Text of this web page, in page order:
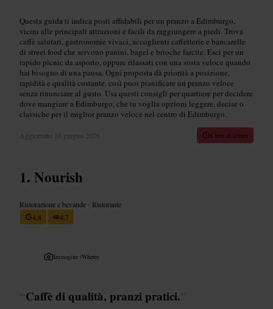
Questa guida ti indica posti affidabili per un pranzo a Edimburgo,
vicini alle principali attrazioni e facili da raggiungere a piedi. Trova
caffè salutari, gastronomie vivaci, accoglienti caffetterie e bancarelle
di street food che servono panini, bagel e brioche farcite. Esci per un
rapido picnic da asporto, oppure rilassati con una sosta veloce quando
hai bisogno di una pausa. Ogni proposta dà priorità a posizione,
rapidità e qualità costante, così puoi pianificare un pranzo veloce
senza rinunciare al gusto. Usa questi consigli per quartiere per decidere
dove mangiare a Edimburgo, che tu voglia opzioni leggere, decise o
classiche per il miglior pranzo veloce nel centro di Edimburgo.
Aggiornato 10 giugno 2026 8 min di lettura
Nourish
Ristorazione e bevande • Ristorante
4,8
4,7
Immagine /Wheree
“Caffè di qualità, pranzi pratici.”